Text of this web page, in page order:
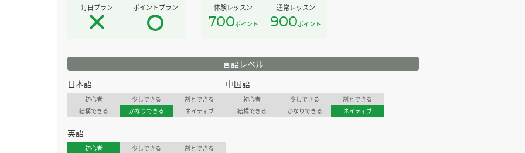
毎日プラン ポイントプラン 体験レッスン
700ポイント
通常レッスン
900ポイント
言語レベル
日本語
初心者 少しできる
割とできる
結構できる
かなりできる ネイティブ
中国語
初心者 少しできる
割とできる
結構できる
かなりできる ネイティブ
英語
初心者 少しできる
割とできる